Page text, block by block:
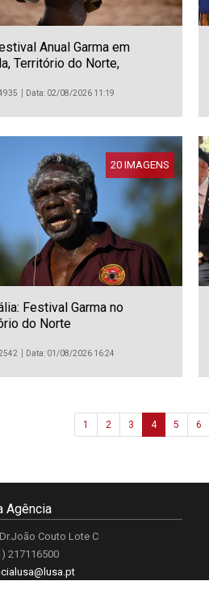
Anual Garma em
Território do Norte,
Data: 02/08/2026 11:19
20 IMAGENS
Festival Garma no
do Norte
Data: 01/08/2026 16:24
1 2 3 4 5 6
Agência
Couto Lote C
217116500